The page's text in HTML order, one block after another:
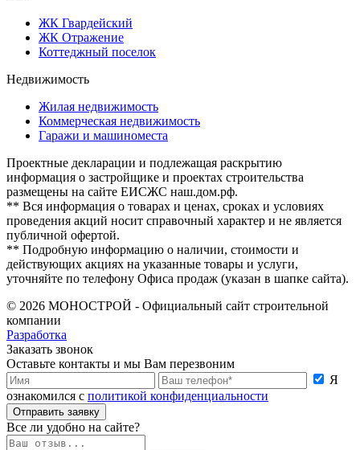
ЖК Гвардейский
ЖК Отражение
Коттеджный поселок
Недвижимость
Жилая недвижимость
Коммерческая недвижимость
Гаражи и машиноместа
Проектные декларации и подлежащая раскрытию
информация о застройщике и проектах строительства
размещены на сайте ЕИСЖС наш.дом.рф.
** Вся информация о товарах и ценах, сроках и условиях
проведения акций носит справочный характер и не является
публичной офертой.
** Подробную информацию о наличии, стоимости и
действующих акциях на указанные товары и услуги,
уточняйте по телефону Офиса продаж (указан в шапке сайта).
© 2026 МОНОСТРОЙ - Официальный сайт строительной
компании
Разработка
Заказать звонок
Оставьте контакты и мы Вам перезвоним
Я
ознакомился с политикой конфиденциальности
Отправить заявку
Все ли удобно на сайте?